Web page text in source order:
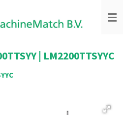
| LM2200TTSYYC